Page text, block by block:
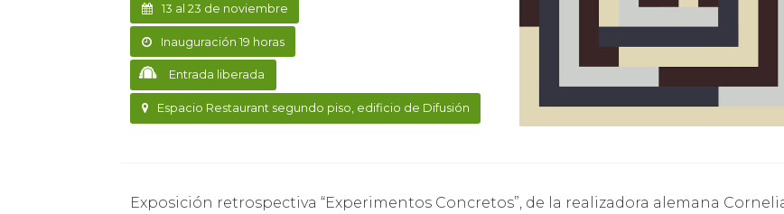
13 al 23 de noviembre
Inauguración 19 horas
Entrada liberada
Espacio Restaurant segundo piso, edificio de Difusión
Exposición retrospectiva “Experimentos Concretos”, de la realizadora alemana Cornelia